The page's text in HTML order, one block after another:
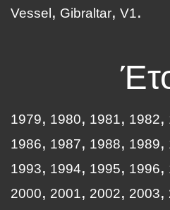
Vessel
Gibraltar V1
1979 1980 1981 1982
1986
1987 1988 1989
1993
1994 1995 1996
2000
2001 2002 2003